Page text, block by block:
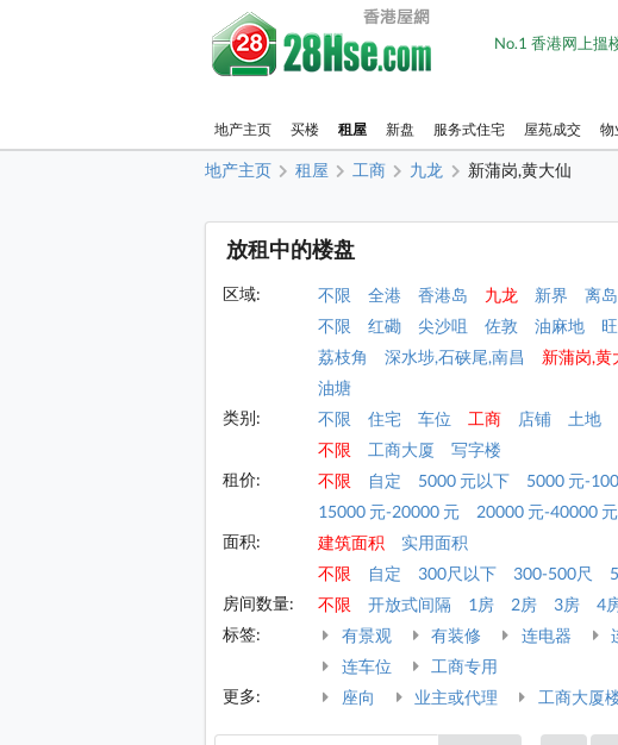
No.1 香港网上搵
地产主页 买楼 租屋 新盘 服务式住宅 屋苑成交 物
地产主页 租屋 工商 九龙 新蒲岗,黄大仙
放租中的楼盘
区域: 不限 全港 香港岛 九龙 新界
离岛
不限
红磡 尖沙咀 佐敦 油麻地
荔枝角
深水埗,石硖尾,南昌 新蒲岗,黄
油塘
类别:
不限 住宅 车位 工商 店铺
土地
不限
工商大厦
写字楼
租价:
不限 自定 5000 元以下 5000 元-
15000 元-20000 元
20000 元-40000 元
面积:
建筑面积
实用面积
不限
自定 300尺以下 300-500尺
房间数量:
不限 开放式间隔 1房 2房 3房 4
标签:
有景观 有装修 连电器
连车位
工商专用
更多:
座向 业主或代理 工商大厦